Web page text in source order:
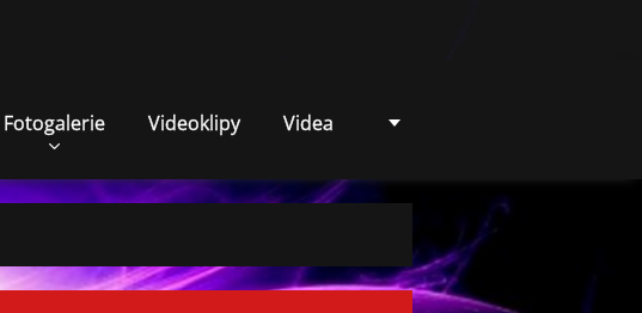
Fotogalerie Videoklipy Videa